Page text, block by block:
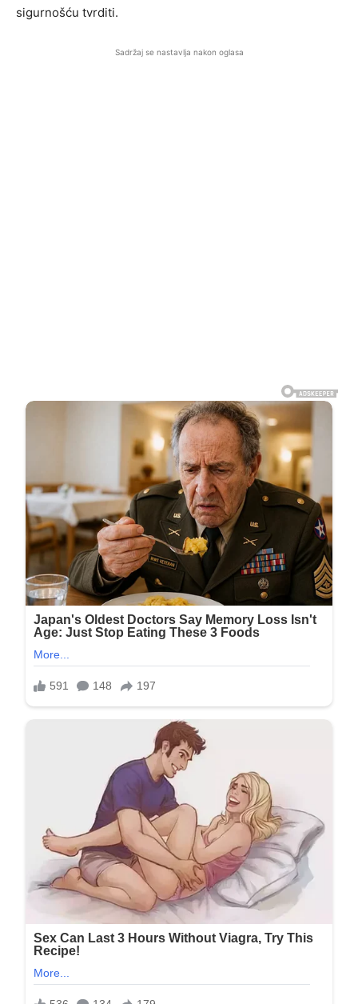
sigurnošću tvrditi.
Sadržaj se nastavlja nakon oglasa